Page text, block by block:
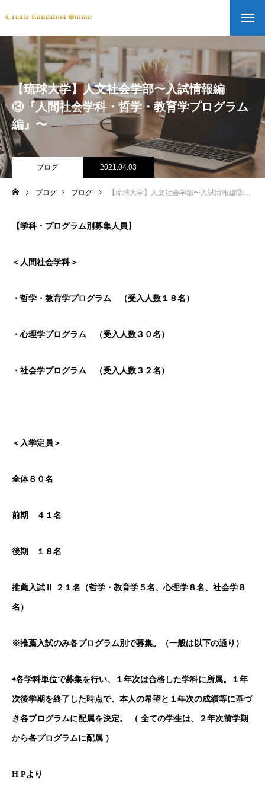
【琉球大学】人文社会学部〜入試情報編
③『人間社会学科・哲学・教育学プログラム
編』〜
ブログ 2021.04.03
ブログ ブログ 【琉球大学】人文社会学部〜入試情報編③『人間社会学科・哲学・教育学プログラム編』〜
【学科・プログラム別募集人員】
＜人間社会学科＞
・哲学・教育学プログラム （受入人数１８名）
・心理学プログラム （受入人数３０名）
・社会学プログラム （受入人数３２名）
＜入学定員＞
全体８０名
前期 ４１名
後期 １８名
推薦入試Ⅱ ２１名（哲学・教育学５名、心理学８名、社会学８
名）
※推薦入試のみ各プログラム別で募集。（一般は以下の通り）
⇨各学科単位で募集を行い、１年次は合格した学科に所属。１年
次後学期を終了した時点で、本人の希望と１年次の成績等に基づ
き各プログラムに配属を決定。 （ 全ての学生は、２年次前学期
から各プログラムに配属 ）
H Pより